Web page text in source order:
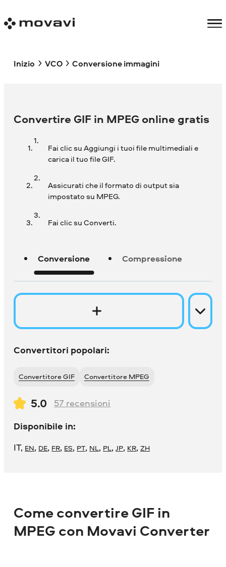
Inizio VCO Conversione immagini
Convertire GIF in MPEG online gratis
Fai clic su Aggiungi i tuoi file multimediali e
carica il tuo file GIF.
Assicurati che il formato di output sia
impostato su MPEG.
Fai clic su Converti.
Conversione Compressione
Convertitori popolari:
Convertitore GIF Convertitore MPEG
5.0 57 recensioni
Disponibile in:
IT, EN, DE, FR, ES, PT, NL, PL,JP, KR,ZH
Come convertire GIF in
MPEG con Movavi Converter